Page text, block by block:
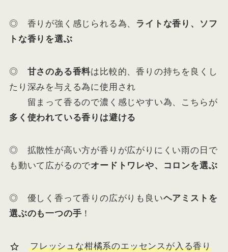
◎ 香りが強く感じられる為、 ライトな香り、ソフ
トな香りを選ぶ
◎ 甘さのある香料は比較的、香りの持ちを良くし
たり深みを与える為に使用され
留まって香るので濃く感じやすい為、こちらが
多く使われている香りは避ける
◎ 拡散性が高い方が香りが広がりにくい雨の日で
も動いて広がるのでオードトワレや、コロンを選ぶ
◎ 優しく香って香りの広がりも良いヘアミストを
選ぶのも一つの手 ！
フレッシュな柑橘系のエッセンスが入る香り